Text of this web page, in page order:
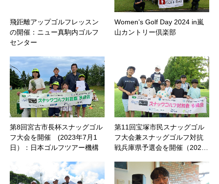
飛距離アップゴルフレッスン
の開催：ニュー真駒内ゴルフ
センター
Women’s Golf Day 2024 in嵐
山カントリー倶楽部
第8回宮古市長杯スナッグゴル
フ大会を開催 (2023年7月1
日）：日本ゴルフツアー機構
第11回宝塚市民スナッグゴル
フ大会兼スナッグゴルフ対抗
戦兵庫県予選会を開催（202…